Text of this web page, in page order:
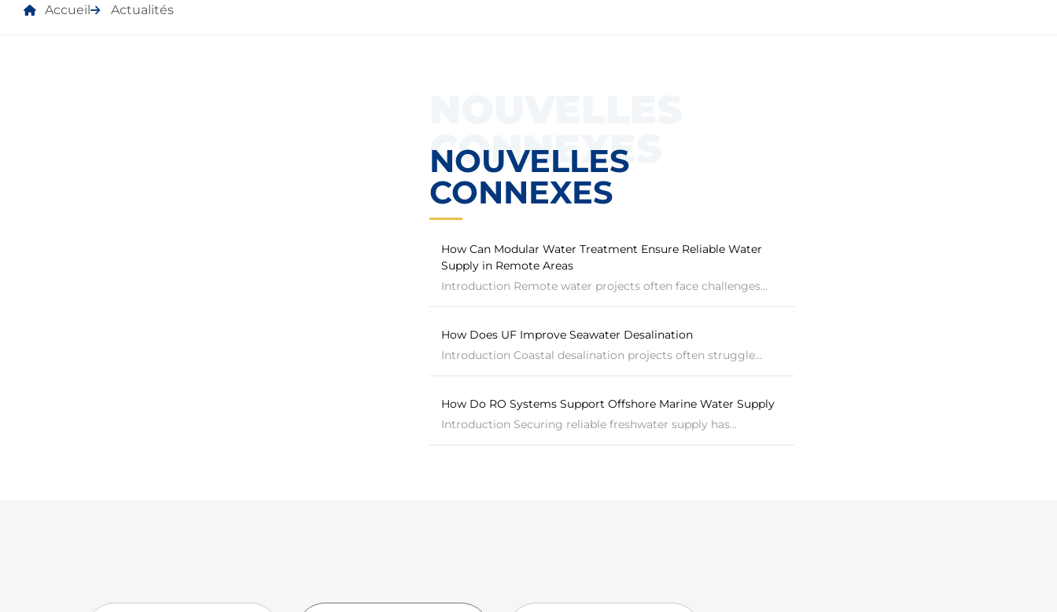
Accueil Actualités
CONNEXES
NOUVELLES
CONNEXES
How Can Modular Water Treatment Ensure Reliable Water
Supply in Remote Areas
Introduction Remote water projects often face challenges...
How Does UF Improve Seawater Desalination
Introduction Coastal desalination projects often struggle...
How Do RO Systems Support Offshore Marine Water Supply
Introduction Securing reliable freshwater supply has...